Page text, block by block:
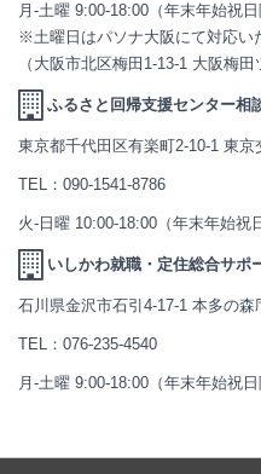
月-土曜 9:00-18:00（年末年始祝日
※土曜日はパソナ大阪にて対応い
（大阪市北区梅田1-13-1 大阪梅
ふるさと回帰支援センター相
東京都千代田区有楽町2-10-1 東京
TEL： 090-1541-8786
火-日曜 10:00-18:00（年末年始祝
いしかわ就職・定住総合サポ
石川県金沢市石引4-17-1 本多の森
TEL： 076-235-4540
月-土曜 9:00-18:00（年末年始祝日